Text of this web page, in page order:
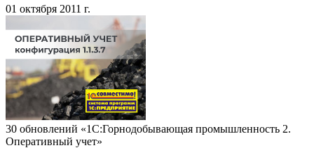
01 октября 2011 г.
30 обновлений «1С:Горнодобывающая промышленность 2.
Оперативный учет»